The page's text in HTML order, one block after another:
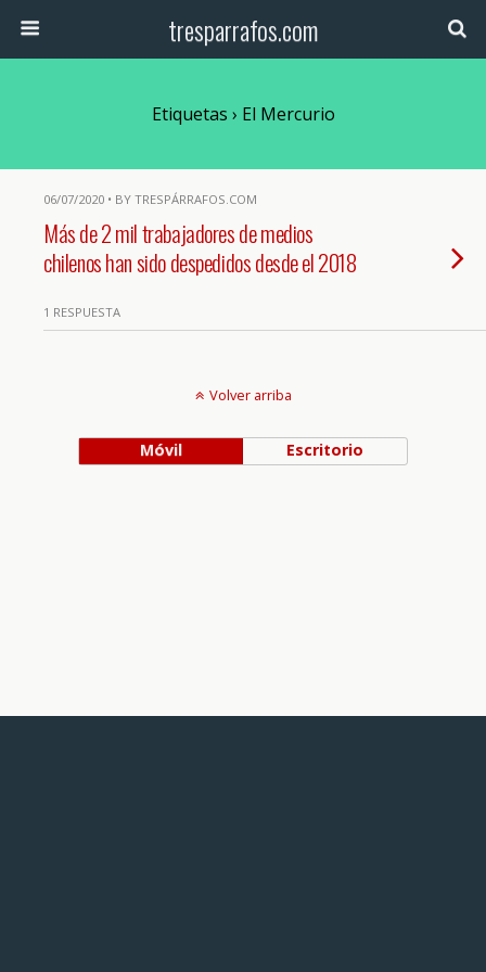
tresparrafos.com
Etiquetas › El Mercurio
06/07/2020 • BY TRESPÁRRAFOS.COM
Más de 2 mil trabajadores de medios
chilenos han sido despedidos desde el 2018
1 RESPUESTA
Volver arriba
Móvil Escritorio